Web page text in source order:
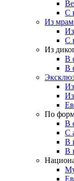
С
Из
С
Из
В
В
По
В
С
В
В